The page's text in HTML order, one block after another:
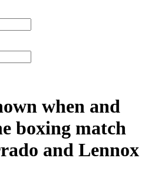
when and
boxing match
and Lennox